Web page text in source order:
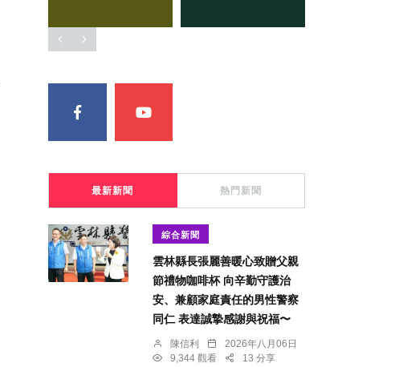
最新新聞 熱門新聞
綜合新聞
雲林縣長張麗善暖心致贈父親
節禮物咖啡杯 向辛勤守護治
安、兼顧家庭責任的男性警察
同仁 表達誠摯感謝與祝福〜
陳信利
2026年八月06日
9,344 觀看
13 分享